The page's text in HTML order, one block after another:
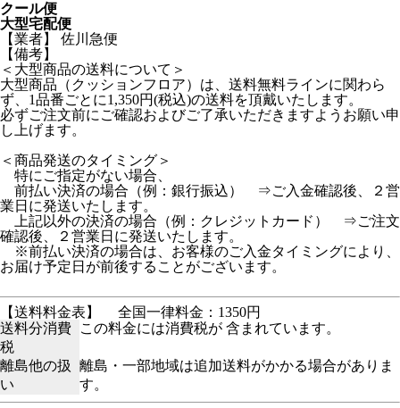
クール便
大型宅配便
【業者】 佐川急便
【備考】
＜大型商品の送料について＞
大型商品（クッションフロア）は、送料無料ラインに関わら
ず、1品番ごとに1,350円(税込)の送料を頂戴いたします。
必ずご注文前にご確認およびご了承いただきますようお願い申
し上げます。
＜商品発送のタイミング＞
特にご指定がない場合、
前払い決済の場合（例：銀行振込） ⇒ご入金確認後、２営
業日に発送いたします。
上記以外の決済の場合（例：クレジットカード） ⇒ご注文
確認後、２営業日に発送いたします。
※前払い決済の場合は、お客様のご入金タイミングにより、
お届け予定日が前後することがございます。
【送料料金表】
全国一律料金：1350円
送料分消費
税
この料金には消費税が 含まれています。
離島他の扱
い
離島・一部地域は追加送料がかかる場合がありま
す。